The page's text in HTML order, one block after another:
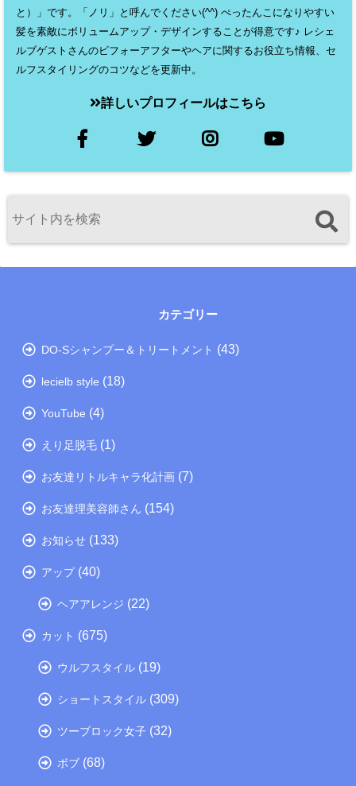
と）」です。「ノリ」と呼んでください(^^) ぺったんこになりやすい
髪を素敵にボリュームアップ・デザインすることが得意です♪ レシェ
ルブゲストさんのビフォーアフターやヘアに関するお役立ち情報、セ
ルフスタイリングのコツなどを更新中。
詳しいプロフィールはこちら
カテゴリー
DO-Sシャンプー＆トリートメント (43)
lecielb style (18)
YouTube (4)
えり足脱毛 (1)
お友達リトルキャラ化計画 (7)
お友達理美容師さん (154)
お知らせ (133)
アップ(40)
ヘアアレンジ (22)
カット (675)
ウルフスタイル (19)
ショートスタイル (309)
ツーブロック女子 (32)
ボブ (68)